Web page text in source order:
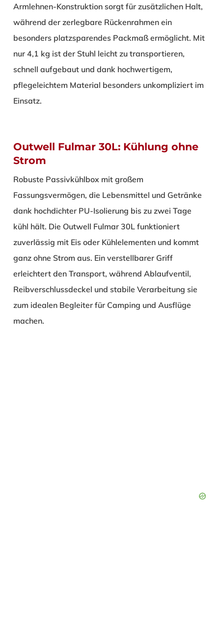
Armlehnen-Konstruktion sorgt für zusätzlichen Halt,
während der zerlegbare Rückenrahmen ein
besonders platzsparendes Packmaß ermöglicht. Mit
nur 4,1 kg ist der Stuhl leicht zu transportieren,
schnell aufgebaut und dank hochwertigem,
pflegeleichtem Material besonders unkompliziert im
Einsatz.
Outwell Fulmar 30L: Kühlung ohne
Strom
Robuste Passivkühlbox mit großem
Fassungsvermögen, die Lebensmittel und Getränke
dank hochdichter PU-Isolierung bis zu zwei Tage
kühl hält. Die Outwell Fulmar 30L funktioniert
zuverlässig mit Eis oder Kühlelementen und kommt
ganz ohne Strom aus. Ein verstellbarer Griff
erleichtert den Transport, während Ablaufventil,
Reibverschlussdeckel und stabile Verarbeitung sie
zum idealen Begleiter für Camping und Ausflüge
machen.